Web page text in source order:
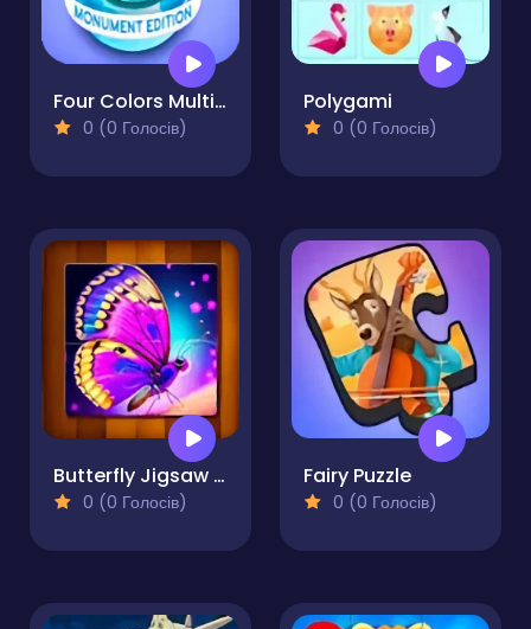
Four Colors Multiplayer Monument Edition
0 (0 Голосів)
Polygami
0 (0 Голосів)
Butterfly Jigsaw Puzzle
0 (0 Голосів)
Fairy Puzzle
0 (0 Голосів)